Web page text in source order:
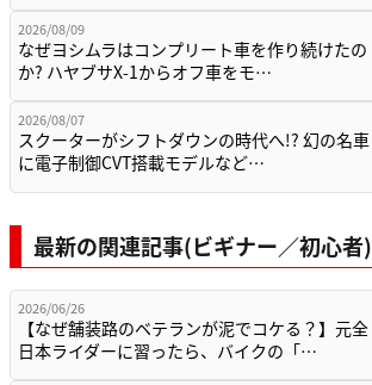
2026/08/09
なぜヨシムラはコンプリート車を作り続けたの
か? ハヤブサX-1からオフ車をモ…
2026/08/07
スクーターがシフトダウンの時代へ!? 幻の名車
に電子制御CVT搭載モデルなど…
最新の関連記事(ビギナー／初心者)
2026/06/26
【なぜ舗装路のベテランが泥でコケる？】元全
日本ライダーに習ったら、バイクの「…